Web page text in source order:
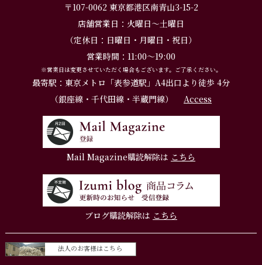
〒107-0062 東京都港区南青山3-15-2
店舗営業日：火曜日～土曜日
（定休日：日曜日・月曜日・祝日）
営業時間：11:00～19:00
※営業日は変更させていただく場合もございます。ご了承ください。
最寄駅：東京メトロ「表参道駅」A4出口より徒歩 4分
（銀座線・千代田線・半蔵門線）
Access
Mail Magazine購読解除は こちら
ブログ購読解除は こちら
法人のお客様はこちら